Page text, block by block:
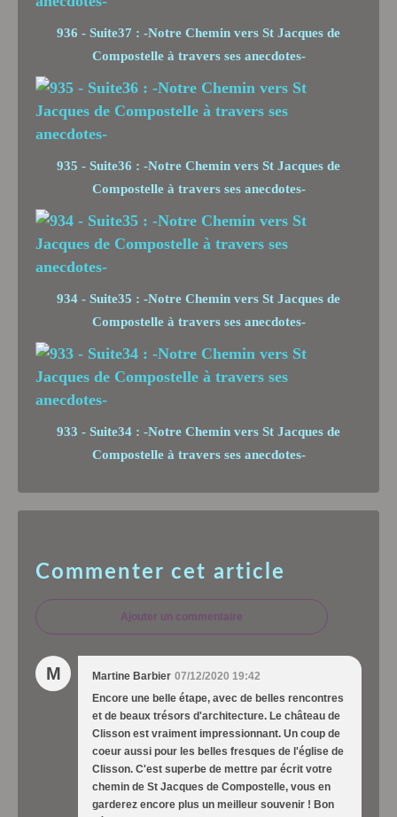
936 - Suite37 : -Notre Chemin vers St Jacques de
Compostelle à travers ses anecdotes-
935 - Suite36 : -Notre Chemin vers St Jacques de
Compostelle à travers ses anecdotes-
934 - Suite35 : -Notre Chemin vers St Jacques de
Compostelle à travers ses anecdotes-
933 - Suite34 : -Notre Chemin vers St Jacques de
Compostelle à travers ses anecdotes-
Commenter cet article
Ajouter un commentaire
M Martine Barbier 07/12/2020 19:42
Encore une belle étape, avec de belles rencontres
et de beaux trésors d'architecture. Le château de
Clisson est vraiment impressionnant. Un coup de
coeur aussi pour les belles fresques de l'église de
Clisson. C'est superbe de mettre par écrit votre
chemin de St Jacques de Compostelle, vous en
garderez encore plus un meilleur souvenir ! Bon